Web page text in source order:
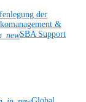
der
&
SBA Support